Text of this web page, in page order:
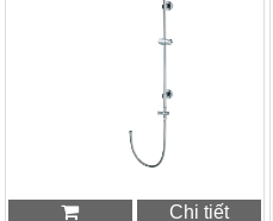
Chi tiết